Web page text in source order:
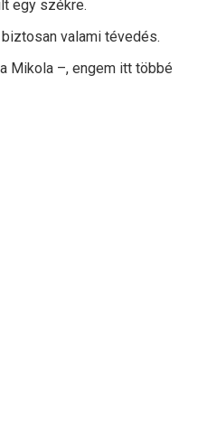
egy székre.
valami tévedés.
Mikola –, engem itt többé